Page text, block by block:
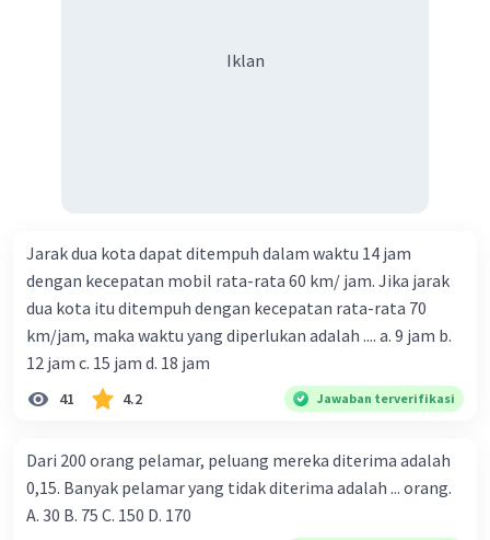
Iklan
Jarak dua kota dapat ditempuh dalam waktu 14 jam
dengan kecepatan mobil rata-rata 60 km/ jam. Jika jarak
dua kota itu ditempuh dengan kecepatan rata-rata 70
km/jam, maka waktu yang diperlukan adalah .... a. 9 jam b.
12 jam c. 15 jam d. 18 jam
41 4.2 Jawaban terverifikasi
Dari 200 orang pelamar, peluang mereka diterima adalah
0,15. Banyak pelamar yang tidak diterima adalah ... orang.
A. 30 B. 75 C. 150 D. 170